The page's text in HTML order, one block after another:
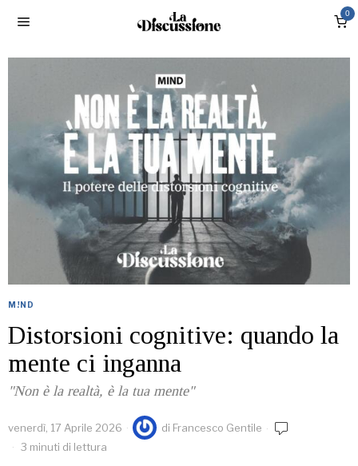
0
M!ND
Distorsioni cognitive: quando la
mente ci inganna
"Non è la realtà, è la tua mente"
venerdì, 17 Aprile 2026 di Francesco Gentile
3 minuti di lettura